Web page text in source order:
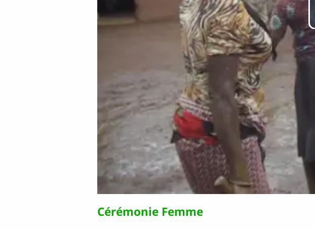
Cérémonie Femme